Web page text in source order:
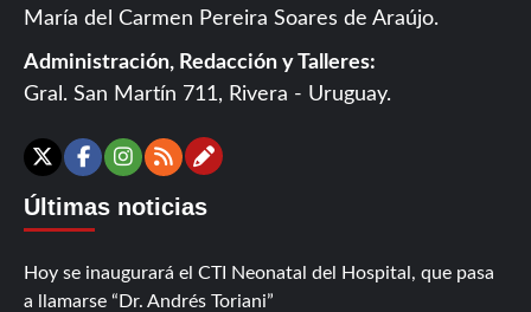
María del Carmen Pereira Soares de Araújo.
Administración, Redacción y Talleres:
Gral. San Martín 711, Rivera - Uruguay.
X Facebook
Instagram
RSSContáctanos
Últimas noticias
Hoy se inaugurará el CTI Neonatal del Hospital, que pasa
a llamarse “Dr. Andrés Toriani”